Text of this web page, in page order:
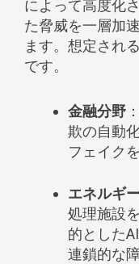
によって高度化
た脅威を一層加
ます。想定され
です。
金融分野
欺の自動
フェイク
エネルギ
処理施設
的とした
連鎖的な